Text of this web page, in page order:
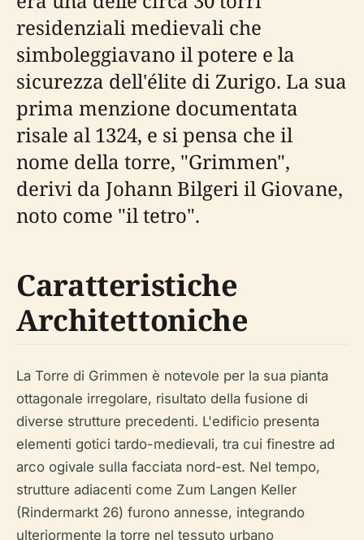
residenziali medievali che
simboleggiavano il potere e la
sicurezza dell'élite di Zurigo. La sua
prima menzione documentata
risale al 1324, e si pensa che il
nome della torre, "Grimmen",
derivi da Johann Bilgeri il Giovane,
noto come "il tetro".
Caratteristiche
Architettoniche
La Torre di Grimmen è notevole per la sua pianta
ottagonale irregolare, risultato della fusione di
diverse strutture precedenti. L'edificio presenta
elementi gotici tardo-medievali, tra cui finestre ad
arco ogivale sulla facciata nord-est. Nel tempo,
strutture adiacenti come Zum Langen Keller
(Rindermarkt 26) furono annesse, integrando
ulteriormente la torre nel tessuto urbano